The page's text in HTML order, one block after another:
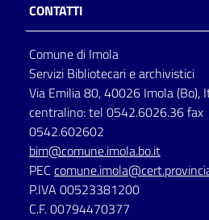
Seguici
su
CONTATTI
Comune di Imola
Servizi Bibliotecari e archivistici
Via Emilia 80, 40026 Imola (Bo),
centralino: tel 0542.6026.36 fax
0542.602602
bim@comune.imola.bo.it
PEC
P.IVA 00523381200
C.F. 00794470377